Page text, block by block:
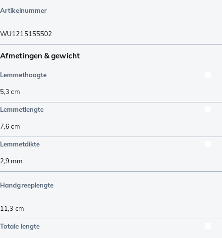
Artikelnummer
WU1215155502
Afmetingen & gewicht
Lemmethoogte
5,3 cm
Lemmetlengte
7,6cm
Lemmetdikte
2,9 mm
Handgreeplengte
11,3 cm
Totale lengte